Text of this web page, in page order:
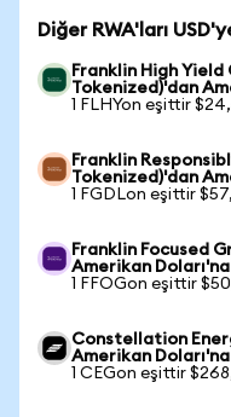
Diğer RWA'ları
Franklin High
Tokenized)'dan
1 FLHYon eşittir
Franklin
Tokenized)'dan
1 FGDLon eşittir
Franklin Focused
Amerikan Doları'na
1 FFOGon eşittir
Constellation
Amerikan Doları'na
1 CEGon eşittir